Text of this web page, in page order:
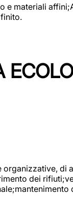
materiali
dei